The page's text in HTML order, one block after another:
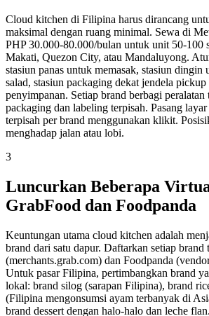
Cloud kitchen di Filipina harus dirancang
maksimal dengan ruang minimal. Sewa di
PHP 30.000-80.000/bulan untuk unit 50-100
Makati, Quezon City, atau Mandaluyong.
stasiun panas untuk memasak, stasiun dingin
salad, stasiun packaging dekat jendela pickup
penyimpanan. Setiap brand berbagi peralatan
packaging dan labeling terpisah. Pasang
terpisah per brand menggunakan klikit.
menghadap jalan atau lobi.
3
Luncurkan Beberapa
GrabFood dan Foodpanda
Keuntungan utama cloud kitchen adalah
brand dari satu dapur. Daftarkan setiap brand
(merchants.grab.com) dan Foodpanda
Untuk pasar Filipina, pertimbangkan brand
lokal: brand silog (sarapan Filipina), brand
(Filipina mengonsumsi ayam terbanyak di
brand dessert dengan halo-halo dan leche